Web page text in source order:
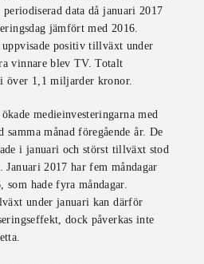
data då januari 2017
jämfört med 2016.
positiv tillväxt under
vinnare blev TV. Totalt
över 1,1 miljarder kronor.
medieinvesteringarna med
månad föregående år. De
i januari och störst tillväxt stod
2017 har fem måndagar
hade fyra måndagar.
under januari kan därför
dock påverkas inte